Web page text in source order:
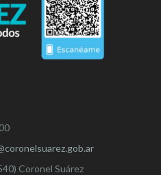
Coronel Suárez